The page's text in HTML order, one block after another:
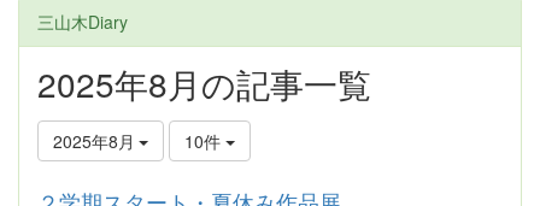
三山木Diary
2025年8月の記事一覧
2025年8月 10件